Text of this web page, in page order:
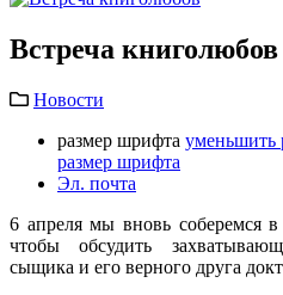
Встреча книголюбов
Новости
размер шрифта уменьшить
размер шрифта
Эл. почта
6 апреля мы вновь соберемся
чтобы обсудить
сыщика и его верного друга